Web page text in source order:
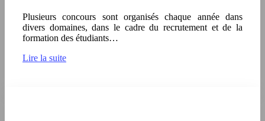
Plusieurs concours sont organisés chaque année dans
divers domaines, dans le cadre du recrutement et de la
formation des étudiants…
Lire la suite